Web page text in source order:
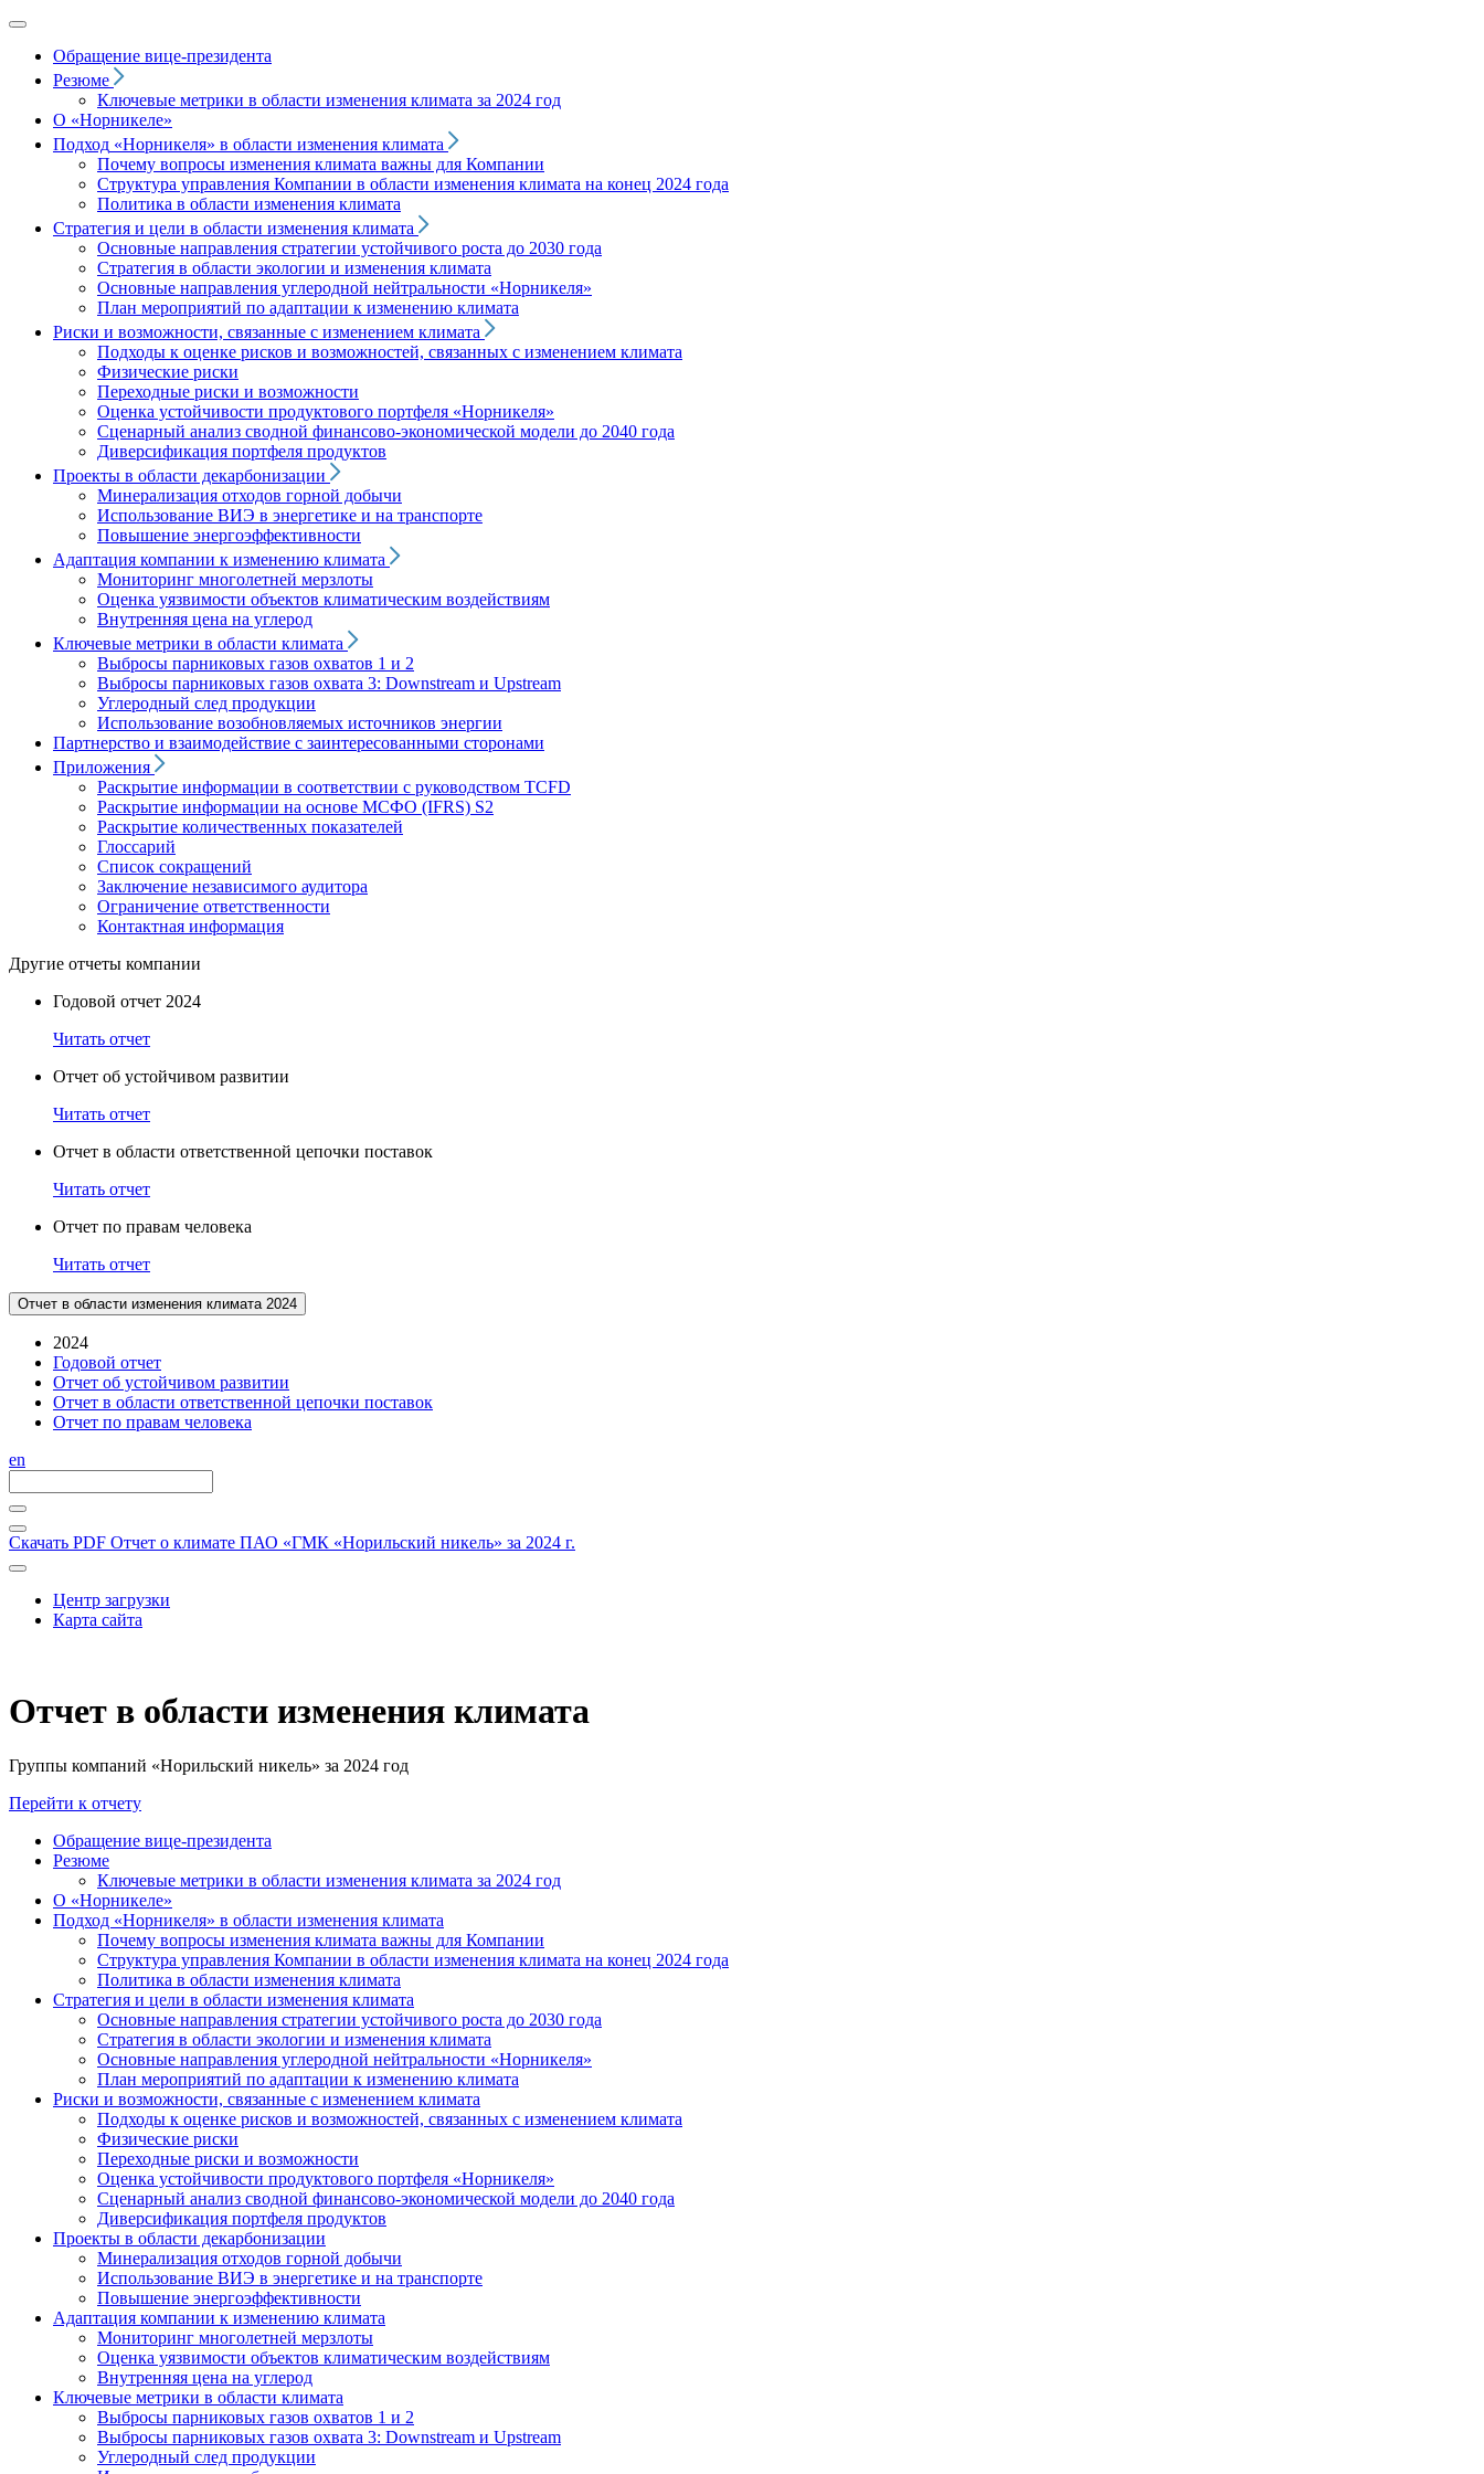
Обращение вице‑президента
Резюме
Ключевые метрики в области изменения климата за 2024 год
О «Норникеле»
Подход «Норникеля» в области изменения климата
Почему вопросы изменения климата важны для Компании
Структура управления Компании в области изменения климата на конец 2024 года
Политика в области изменения климата
Стратегия и цели в области изменения климата
Основные направления стратегии устойчивого роста до 2030 года
Стратегия в области экологии и изменения климата
Основные направления углеродной нейтральности «Норникеля»
План мероприятий по адаптации к изменению климата
Риски и возможности, связанные с изменением климата
Подходы к оценке рисков и возможностей, связанных с изменением климата
Физические риски
Переходные риски и возможности
Оценка устойчивости продуктового портфеля «Норникеля»
Сценарный анализ сводной финансово-экономической модели до 2040 года
Диверсификация портфеля продуктов
Проекты в области декарбонизации
Минерализация отходов горной добычи
Использование ВИЭ в энергетике и на транспорте
Повышение энергоэффективности
Адаптация компании к изменению климата
Мониторинг многолетней мерзлоты
Оценка уязвимости объектов климатическим воздействиям
Внутренняя цена на углерод
Ключевые метрики в области климата
Выбросы парниковых газов охватов 1 и 2
Выбросы парниковых газов охвата 3: Downstream и Upstream
Углеродный след продукции
Использование возобновляемых источников энергии
Партнерство и взаимодействие с заинтересованными сторонами
Приложения
Раскрытие информации в соответствии с руководством TCFD
Раскрытие информации на основе МСФО (IFRS) S2
Раскрытие количественных показателей
Глоссарий
Список сокращений
Заключение независимого аудитора
Ограничение ответственности
Контактная информация
Другие отчеты компании
Годовой отчет 2024
Читать отчет
Отчет об устойчивом развитии
Читать отчет
Отчет в области ответственной цепочки поставок
Читать отчет
Отчет по правам человека
Читать отчет
Отчет в области изменения климата 2024
2024
Годовой отчет
Отчет об устойчивом развитии
Отчет в области ответственной цепочки поставок
Отчет по правам человека
en
Скачать PDF Отчет о климате ПАО «ГМК «Норильский никель» за 2024 г.
Центр загрузки
Карта сайта
Отчет в области изменения климата
Группы компаний «Норильский никель» за 2024 год
Перейти к отчету
Обращение вице-президента
Резюме
Ключевые метрики в области изменения климата за 2024 год
О «Норникеле»
Подход «Норникеля» в области изменения климата
Почему вопросы изменения климата важны для Компании
Структура управления Компании в области изменения климата на конец 2024 года
Политика в области изменения климата
Стратегия и цели в области изменения климата
Основные направления стратегии устойчивого роста до 2030 года
Стратегия в области экологии и изменения климата
Основные направления углеродной нейтральности «Норникеля»
План мероприятий по адаптации к изменению климата
Риски и возможности, связанные с изменением климата
Подходы к оценке рисков и возможностей, связанных с изменением климата
Физические риски
Переходные риски и возможности
Оценка устойчивости продуктового портфеля «Норникеля»
Сценарный анализ сводной финансово-экономической модели до 2040 года
Диверсификация портфеля продуктов
Проекты в области декарбонизации
Минерализация отходов горной добычи
Использование ВИЭ в энергетике и на транспорте
Повышение энергоэффективности
Адаптация компании к изменению климата
Мониторинг многолетней мерзлоты
Оценка уязвимости объектов климатическим воздействиям
Внутренняя цена на углерод
Ключевые метрики в области климата
Выбросы парниковых газов охватов 1 и 2
Выбросы парниковых газов охвата 3: Downstream и Upstream
Углеродный след продукции